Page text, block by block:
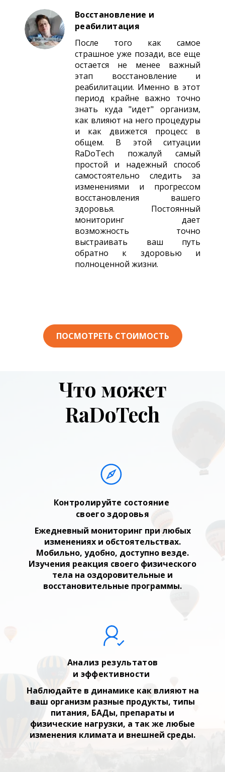
Восстановление и
реабилитация
После того как самое
страшное уже позади, все еще
остается не менее важный
этап восстановление и
реабилитации. Именно в этот
период крайне важно точно
знать куда "идет" организм,
как влияют на него процедуры
и как движется процесс в
общем. В этой ситуации
RaDoTech пожалуй самый
простой и надежный способ
самостоятельно следить за
изменениями и прогрессом
восстановления вашего
здоровья. Постоянный
мониторинг дает
возможность точно
выстраивать ваш путь
обратно к здоровью и
полноценной жизни.
ПОСМОТРЕТЬ СТОИМОСТЬ
Что может
RaDoTech
Контролируйте состояние
своего здоровья
Ежедневный мониторинг при любых
изменениях и обстоятельствах.
Мобильно, удобно, доступно везде.
Изучения реакция своего физического
тела на оздоровительные и
восстановительные программы.
Анализ результатов
и эффективности
Наблюдайте в динамике как влияют на
ваш организм разные продукты, типы
питания, БАДы, препараты и
физические нагрузки, а так же любые
изменения климата и внешней среды.